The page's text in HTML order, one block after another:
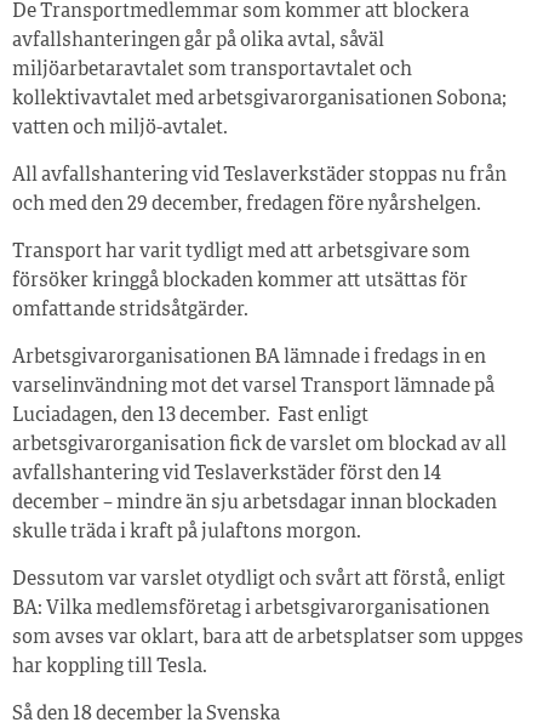
De Transportmedlemmar som kommer att blockera
avfallshanteringen går på olika avtal, såväl
miljöarbetaravtalet som transportavtalet och
kollektivavtalet med arbetsgivarorganisationen Sobona;
vatten och miljö-avtalet.
All avfallshantering vid Teslaverkstäder stoppas nu från
och med den 29 december, fredagen före nyårshelgen.
Transport har varit tydligt med att arbetsgivare som
försöker kringgå blockaden kommer att utsättas för
omfattande stridsåtgärder.
Arbetsgivarorganisationen BA lämnade i fredags in en
varselinvändning mot det varsel Transport lämnade på
Luciadagen, den 13 december. Fast enligt
arbetsgivarorganisation fick de varslet om blockad av all
avfallshantering vid Teslaverkstäder först den 14
december – mindre än sju arbetsdagar innan blockaden
skulle träda i kraft på julaftons morgon.
Dessutom var varslet otydligt och svårt att förstå, enligt
BA: Vilka medlemsföretag i arbetsgivarorganisationen
som avses var oklart, bara att de arbetsplatser som uppges
har koppling till Tesla.
Så den 18 december la Svenska